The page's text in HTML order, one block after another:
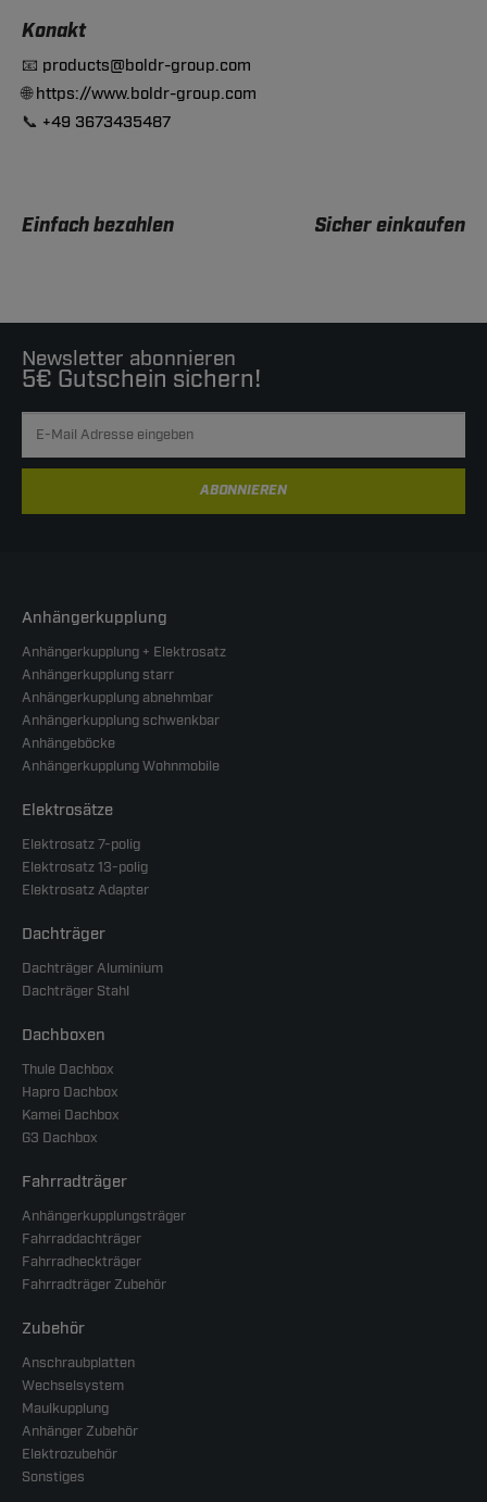
Konakt
📧 products@boldr-group.com
🌐https://www.boldr-group.com
📞 +49 3673435487
Einfach bezahlen Sicher einkaufen
Newsletter abonnieren
5€ Gutschein sichern!
ABONNIEREN
Anhängerkupplung
Anhängerkupplung + Elektrosatz
Anhängerkupplung starr
Anhängerkupplung abnehmbar
Anhängerkupplung schwenkbar
Anhängeböcke
Anhängerkupplung Wohnmobile
Elektrosätze
Elektrosatz 7-polig
Elektrosatz 13-polig
Elektrosatz Adapter
Dachträger
Dachträger Aluminium
Dachträger Stahl
Dachboxen
Thule Dachbox
Hapro Dachbox
Kamei Dachbox
G3 Dachbox
Fahrradträger
Anhängerkupplungsträger
Fahrraddachträger
Fahrradheckträger
Fahrradträger Zubehör
Zubehör
Anschraubplatten
Wechselsystem
Maulkupplung
Anhänger Zubehör
Elektrozubehör
Sonstiges